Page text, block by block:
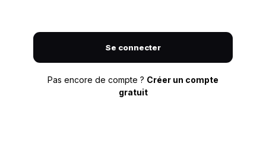
Se connecter
Pas encore de compte ? Créer un compte
gratuit